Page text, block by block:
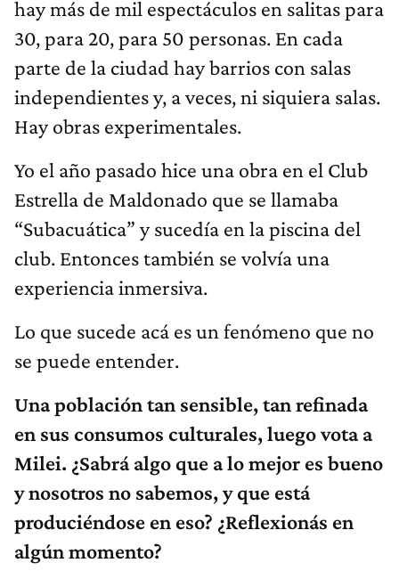
hay más de mil espectáculos en salitas para
30, para 20, para 50 personas. En cada
parte de la ciudad hay barrios con salas
independientes y, a veces, ni siquiera salas.
Hay obras experimentales.
Yo el año pasado hice una obra en el Club
Estrella de Maldonado que se llamaba
“Subacuática” y sucedía en la piscina del
club. Entonces también se volvía una
experiencia inmersiva.
Lo que sucede acá es un fenómeno que no
se puede entender.
Una población tan sensible, tan refinada
en sus consumos culturales, luego vota a
Milei. ¿Sabrá algo que a lo mejor es bueno
y nosotros no sabemos, y que está
produciéndose en eso? ¿Reflexionás en
algún momento?